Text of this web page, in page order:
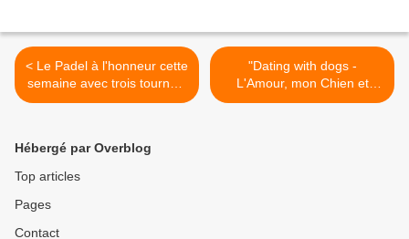
< Le Padel à l'honneur cette
semaine avec trois tournois
sur CANAL+SPORT360
"Dating with dogs -
L'Amour, mon Chien et
Moi", nouveau programme
Hébergé par Overblog
Top articles
Pages
Contact